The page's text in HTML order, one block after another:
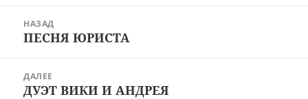
записям
НАЗАД
Предыдущая
ПЕСНЯ ЮРИСТА
ДАЛЕЕ
Следующая
ДУЭТ ВИКИ И АНДРЕЯ